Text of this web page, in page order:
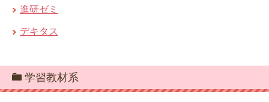
進研ゼミ
デキタス
学習教材系